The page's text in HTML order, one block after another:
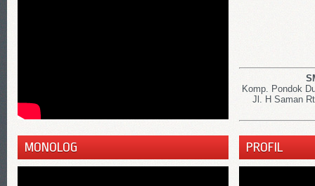
MONOLOG
Komp. Pondok
Jl. H Saman
PROFIL